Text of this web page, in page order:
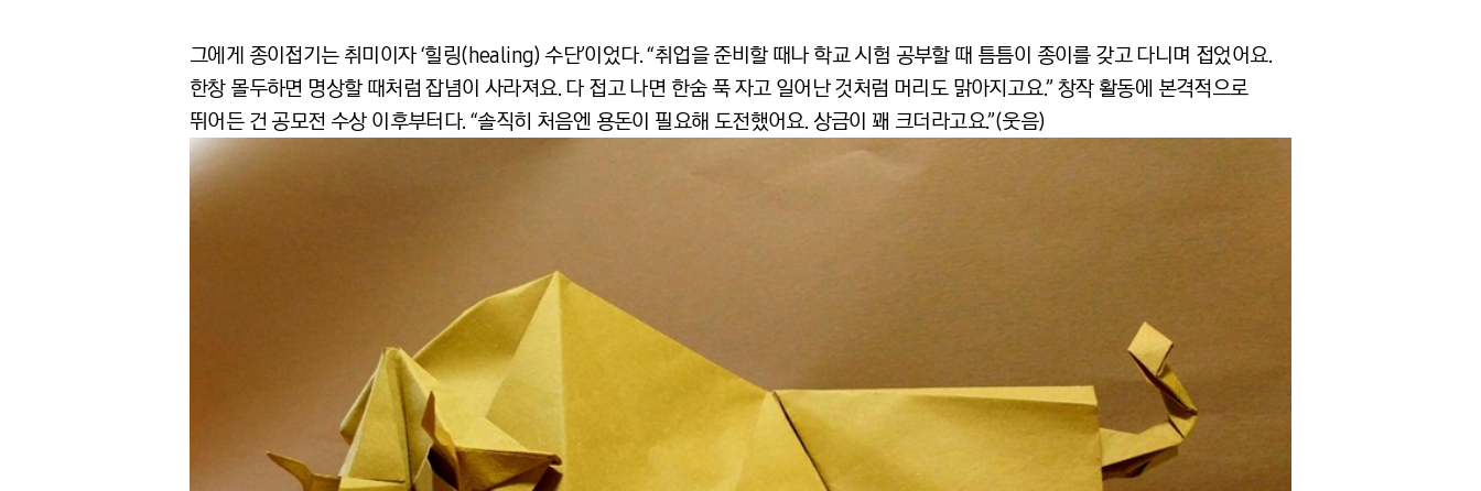
그에게 종이접기는 취미이자 ‘힐링(healing) 수단’이었다. “취업을 준비할 때나 학교 시험 공부할 때 틈틈이 종이를 갖고 다니며 접었어요.
한창 몰두하면 명상할 때처럼 잡념이 사라져요. 다 접고 나면 한숨 푹 자고 일어난 것처럼 머리도 맑아지고요.” 창작 활동에 본격적으로
뛰어든 건 공모전 수상 이후부터다. “솔직히 처음엔 용돈이 필요해 도전했어요. 상금이 꽤 크더라고요.”(웃음)